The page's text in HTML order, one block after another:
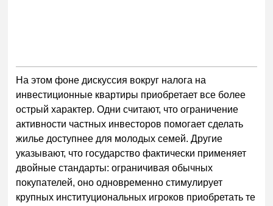
На этом фоне дискуссия вокруг налога на
инвестиционные квартиры приобретает все более
острый характер. Одни считают, что ограничение
активности частных инвесторов помогает сделать
жилье доступнее для молодых семей. Другие
указывают, что государство фактически применяет
двойные стандарты: ограничивая обычных
покупателей, оно одновременно стимулирует
крупных институциональных игроков приобретать те